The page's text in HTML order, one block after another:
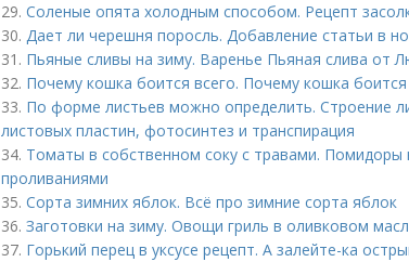
29. Соленые опята холодным способом. Рецепт
30. Дает ли черешня поросль. Добавление статьи в
31. Пьяные сливы на зиму. Варенье Пьяная слива от
32. Почему кошка боится всего. Почему кошка
33. По форме листьев можно определить. Строение
листовых пластин, фотосинтез и транспирация
34. Томаты в собственном соку с травами. Помидоры
проливаниями
35. Сорта зимних яблок. Всё про зимние сорта яблок
36. Заготовки на зиму. Овощи гриль в оливковом
37. Горький перец в уксусе рецепт. А залейте-ка